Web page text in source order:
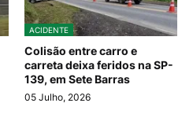
ACIDENTE
Colisão entre carro e
carreta deixa feridos na SP-
139, em Sete Barras
05 Julho, 2026